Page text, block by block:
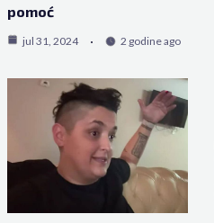
pomoć
jul 31, 2024 2 godine ago